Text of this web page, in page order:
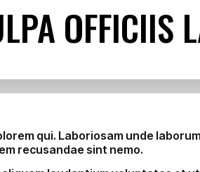
OFFICIIS
qui. Laboriosam unde
recusandae sint nemo.